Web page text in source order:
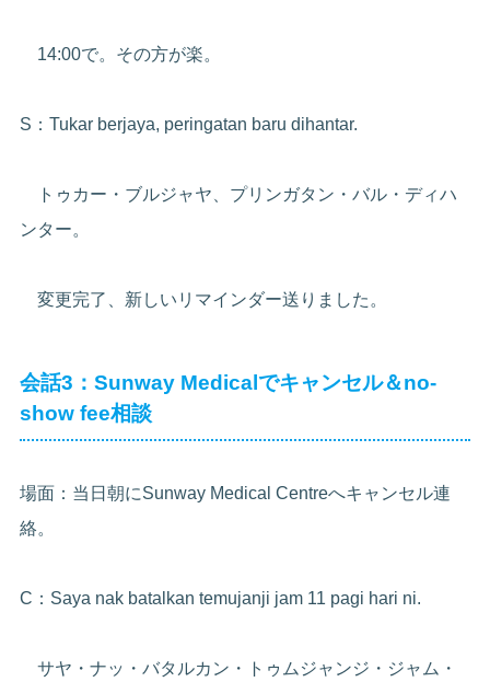
14:00で。その方が楽。
S：Tukar berjaya, peringatan baru dihantar.
トゥカー・ブルジャヤ、プリンガタン・バル・ディハ
ンター。
変更完了、新しいリマインダー送りました。
会話3：Sunway Medicalでキャンセル＆no-
show fee相談
場面：当日朝にSunway Medical Centreへキャンセル連
絡。
C：Saya nak batalkan temujanji jam 11 pagi hari ni.
サヤ・ナッ・バタルカン・トゥムジャンジ・ジャム・